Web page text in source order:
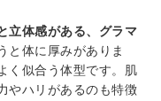
立体感がある、グラマ
と体に厚みがありま
く似合う体型です。肌
やハリがあるのも特徴